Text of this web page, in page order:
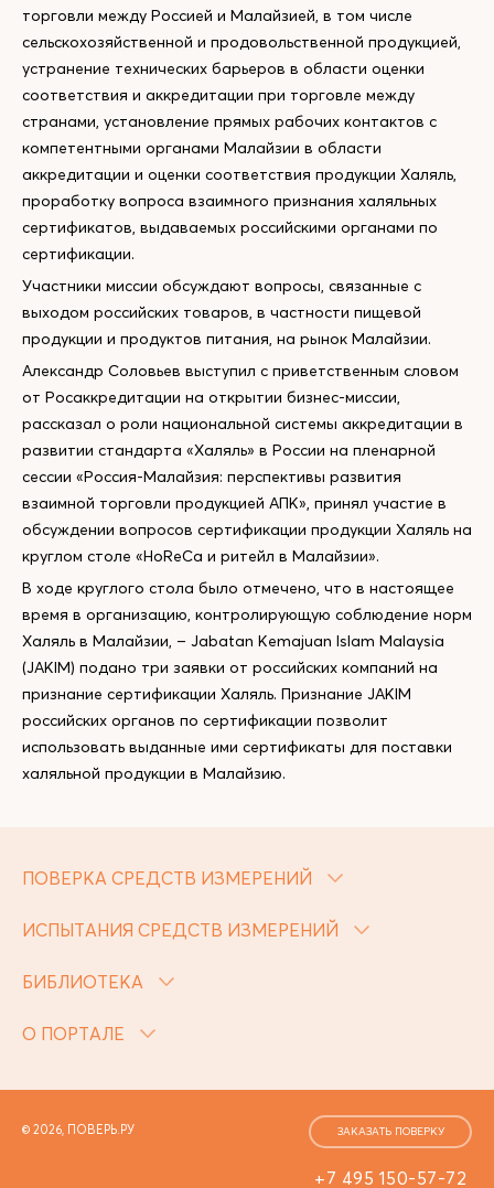
торговли между Россией и Малайзией, в том числе
сельскохозяйственной и продовольственной продукцией,
устранение технических барьеров в области оценки
соответствия и аккредитации при торговле между
странами, установление прямых рабочих контактов с
компетентными органами Малайзии в области
аккредитации и оценки соответствия продукции Халяль,
проработку вопроса взаимного признания халяльных
сертификатов, выдаваемых российскими органами по
сертификации.
Участники миссии обсуждают вопросы, связанные с
выходом российских товаров, в частности пищевой
продукции и продуктов питания, на рынок Малайзии.
Александр Соловьев выступил с приветственным словом
от Росаккредитации на открытии бизнес-миссии,
рассказал о роли национальной системы аккредитации в
развитии стандарта «Халяль» в России на пленарной
сессии «Россия-Малайзия: перспективы развития
взаимной торговли продукцией АПК», принял участие в
обсуждении вопросов сертификации продукции Халяль на
круглом столе «HoReCa и ритейл в Малайзии».
В ходе круглого стола было отмечено, что в настоящее
время в организацию, контролирующую соблюдение норм
Халяль в Малайзии, – Jabatan Kemajuan Islam Malaysia
(JAKIM) подано три заявки от российских компаний на
признание сертификации Халяль. Признание JAKIM
российских органов по сертификации позволит
использовать выданные ими сертификаты для поставки
халяльной продукции в Малайзию.
ПОВЕРКА СРЕДСТВ ИЗМЕРЕНИЙ
ИСПЫТАНИЯ СРЕДСТВ ИЗМЕРЕНИЙ
БИБЛИОТЕКА
О ПОРТАЛЕ
© 2026, ПОВЕРЬ.РУ
+7 495 150-57-72
ЗАКАЗАТЬ ПОВЕРКУ